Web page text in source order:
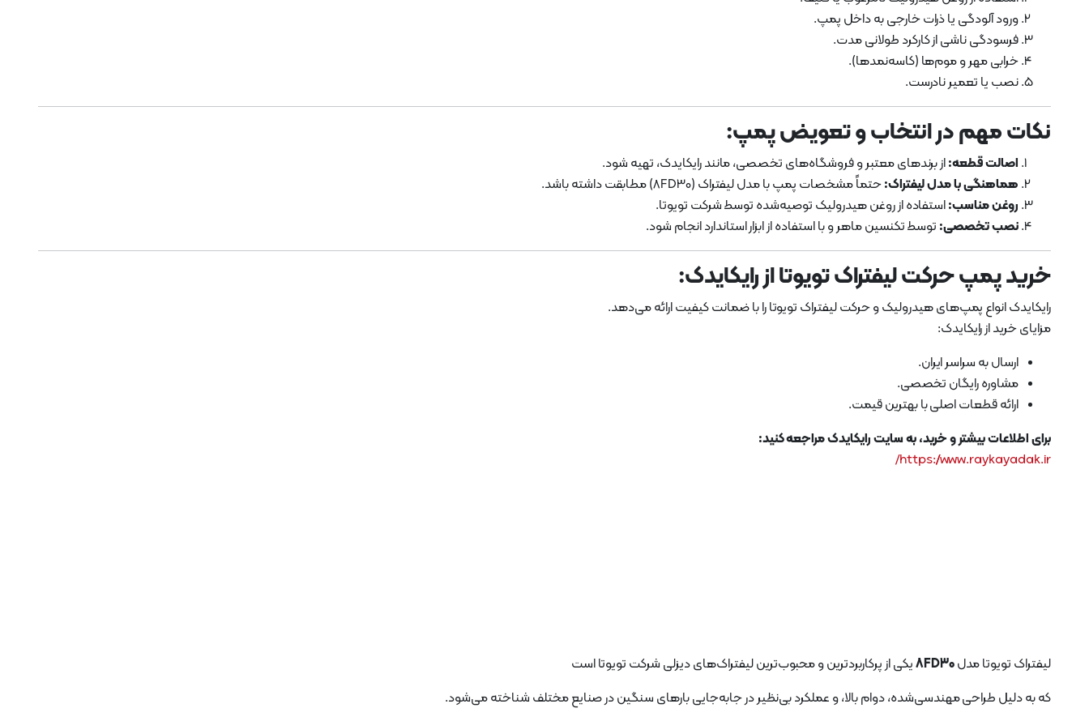
ورود آلودگی یا ذرات خارجی به داخل پمپ.
فرسودگی ناشی از کارکرد طولانی مدت.
خرابی مهر و موم‌ها (کاسه‌نمدها).
نصب یا تعمیر نادرست.
نکات مهم در انتخاب و تعویض پمپ:
اصالت قطعه:از برندهای معتبر و فروشگاه‌های تخصصی، مانند رایکایدک، تهیه شود.
هماهنگی با مدل لیفتراک:حتماً مشخصات پمپ با مدل لیفتراک (8FD30) مطابقت داشته باشد.
روغن مناسب:استفاده از روغن هیدرولیک توصیه‌شده توسط شرکت تویوتا.
نصب تخصصی: توسط تکنسین ماهر و با استفاده از ابزار استاندارد انجام شود.
خرید پمپ حرکت لیفتراک تویوتا از رایکایدک:
رایکایدک انواع پمپ‌های هیدرولیک و حرکت لیفتراک تویوتا را با ضمانت کیفیت ارائه می‌دهد.
مزایای خرید از رایکایدک:
ارسال به سراسر ایران.
مشاوره رایگان تخصصی.
ارائه قطعات اصلی با بهترین قیمت.
برای اطلاعات بیشتر و خرید، به سایت رایکایدک مراجعه کنید:
https://www.raykayadak.ir/
لیفتراک تویوتا مدل8FD30یکی از پرکاربردترین و محبوب‌ترین لیفتراک‌های دیزلی شرکت تویوتا است
که به دلیل طراحی مهندسی‌شده، دوام بالا، و عملکرد بی‌نظیر در جابه‌جایی بارهای سنگین در صنایع مختلف شناخته می‌شود.